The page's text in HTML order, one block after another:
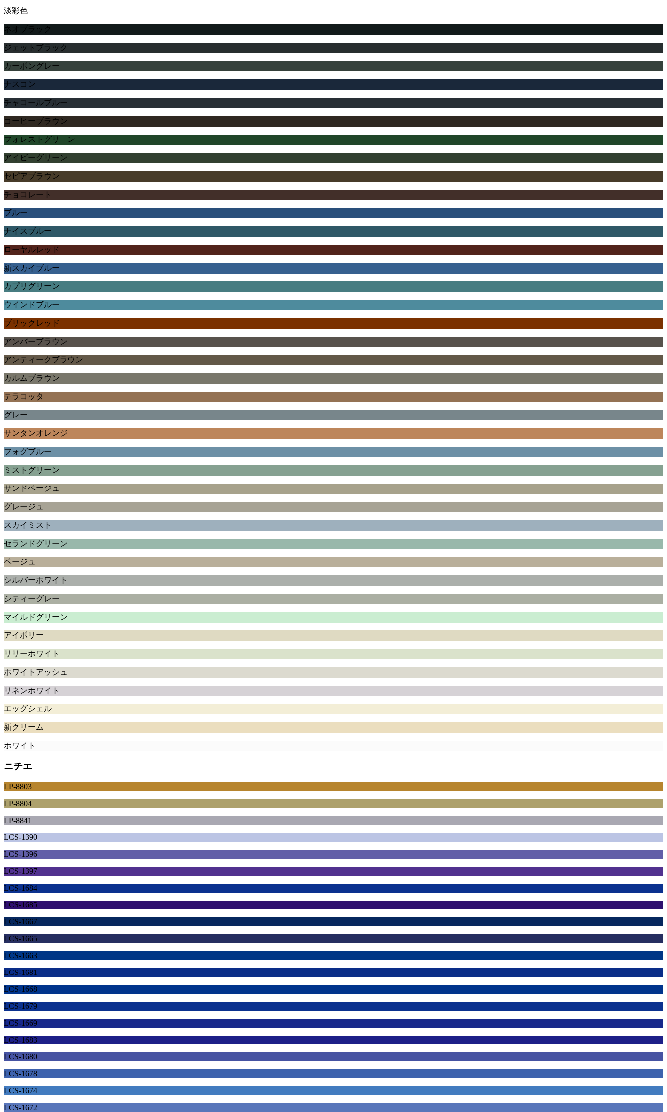
淡彩色
ネオブラック
ジェットブラック
カーボングレー
ナスコン
チャコールブルー
コーヒーブラウン
フォレストグリーン
アイビーグリーン
セピアブラウン
チョコレート
ブルー
ナイスブルー
ローヤルレッド
新スカイブルー
カプリグリーン
ウインドブルー
ブリックレッド
アンバーブラウン
アンティークブラウン
カルムブラウン
テラコッタ
グレー
サンタンオレンジ
フォグブルー
ミストグリーン
サンドベージュ
グレージュ
スカイミスト
セランドグリーン
ベージュ
シルバーホワイト
シティーグレー
マイルドグリーン
アイボリー
リリーホワイト
ホワイトアッシュ
リネンホワイト
エッグシェル
新クリーム
ホワイト
ニチエ
LP-8803
LP-8804
LP-8841
LCS-1390
LCS-1396
LCS-1397
LCS-1684
LCS-1685
LCS-1667
LCS-1665
LCS-1663
LCS-1681
LCS-1668
LCS-1679
LCS-1669
LCS-1683
LCS-1680
LCS-1678
LCS-1674
LCS-1672